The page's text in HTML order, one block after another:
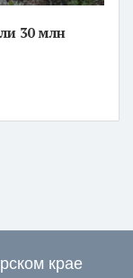
30 млн
крае